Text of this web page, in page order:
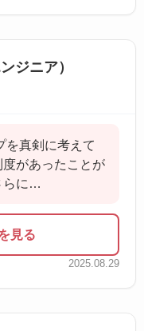
ジニア）
を真剣に考えて
があったことが
らに…
見る
2025.08.29